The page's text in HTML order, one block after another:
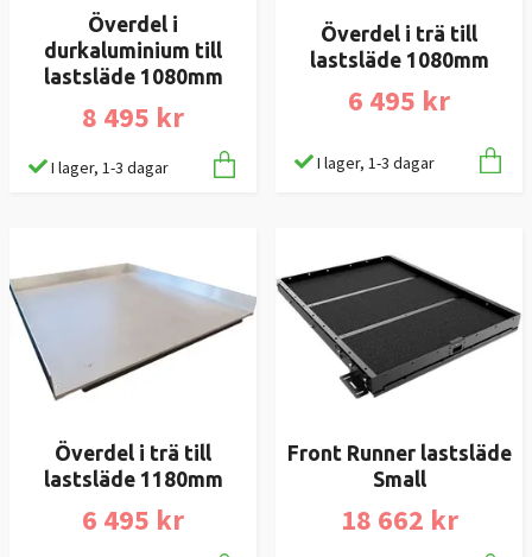
Överdel i
durkaluminium till
lastsläde 1080mm
8 495 kr
I lager, 1-3 dagar
Överdel i trä till
lastsläde 1080mm
6 495 kr
I lager, 1-3 dagar
Överdel i trä till
lastsläde 1180mm
6 495 kr
Front Runner lastsläde
Small
18 662 kr